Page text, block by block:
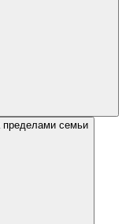
пределами семьи